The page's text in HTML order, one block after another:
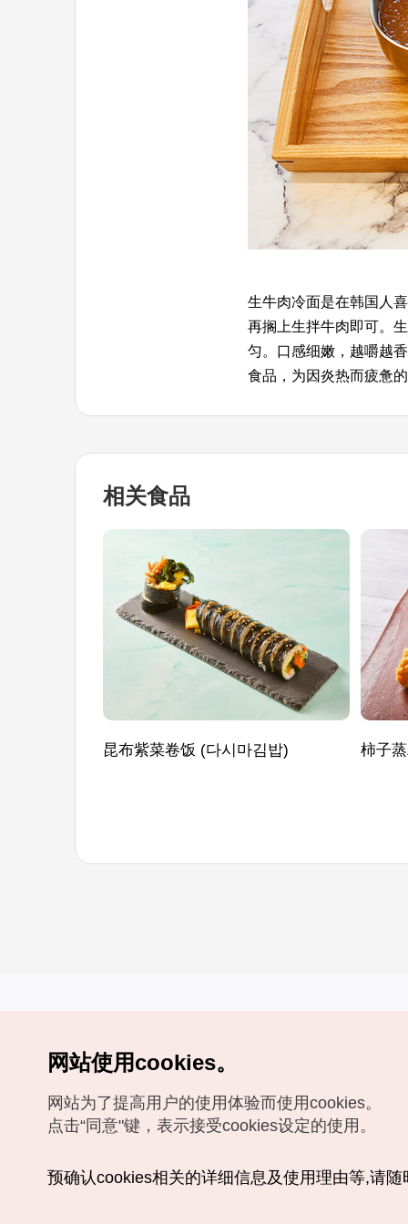
生牛肉冷面是在韩国人
再搁上生拌牛肉即可。
匀。口感细嫩，越嚼越
食品，为因炎热而疲惫
相关食品
昆布紫菜卷饭 (다시마김밥) 柿子
如有相关疑问或建议，欢迎来信。VISITKOREA官方邮箱
chnsim@knto.or.kr
网站使用cookies。
网站为了提高用户的使用体验而使用cookies。
点击“同意"键，表示接受cookies设定的使用。
预确认cookies相关的详细信息及使用理由等,请